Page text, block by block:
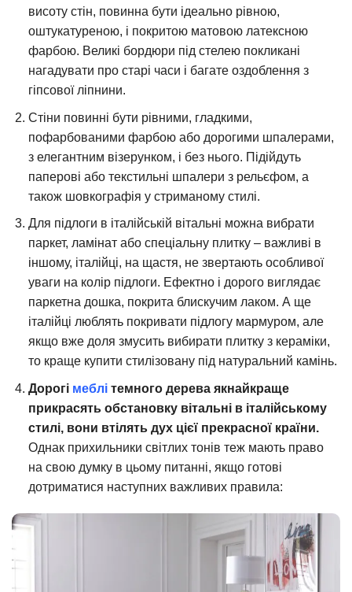
висоту стін, повинна бути ідеально рівною,
оштукатуреною, і покритою матовою латексною
фарбою. Великі бордюри під стелею покликані
нагадувати про старі часи і багате оздоблення з
гіпсової ліпнини.
Стіни повинні бути рівними, гладкими,
пофарбованими фарбою або дорогими шпалерами,
з елегантним візерунком, і без нього. Підійдуть
паперові або текстильні шпалери з рельєфом, а
також шовкографія у стриманому стилі.
Для підлоги в італійській вітальні можна вибрати
паркет, ламінат або спеціальну плитку – важливі в
іншому, італійці, на щастя, не звертають особливої ​​
уваги на колір підлоги. Ефектно і дорого виглядає
паркетна дошка, покрита блискучим лаком. А ще
італійці люблять покривати підлогу мармуром, але
якщо вже доля змусить вибирати плитку з кераміки,
то краще купити стилізовану під натуральний камінь.
Дорогі меблітемного дерева якнайкраще
прикрасять обстановку вітальні в італійському
стилі, вони втілять дух цієї прекрасної країни.
Однак прихильники світлих тонів теж мають право
на свою думку в цьому питанні, якщо готові
дотриматися наступних важливих правила: